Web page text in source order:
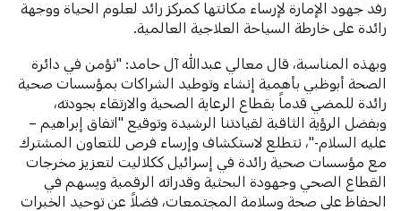
رفد جهود الإمارة لإرساء مكانتها كمركز رائد لعلوم الحياة ووجهة
رائدة على خارطة السياحة العلاجية العالمية.
وبهذه المناسبة، قال معالي عبدالله آل حامد: "نؤمن في دائرة
الصحة أبوظبي بأهمية إنشاء وتوطيد الشراكات بمؤسسات صحية
رائدة للمضي قدماً بقطاع الرعاية الصحية والارتقاء بجودته،
وبفضل الرؤية الثاقبة لقيادتنا الرشيدة وتوقيع "اتفاق إبراهيم –
عليه السلام-"، نتطلع لاستكشاف وإرساء فرص للتعاون المشترك
مع مؤسسات صحية رائدة في إسرائيل ككلاليت لتعزيز مخرجات
القطاع الصحي وجهودة البحثية وقدراته الرقمية ويسهم في
الحفاظ على صحة وسلامة المجتمعات، فضلاً عن توحيد الخبرات